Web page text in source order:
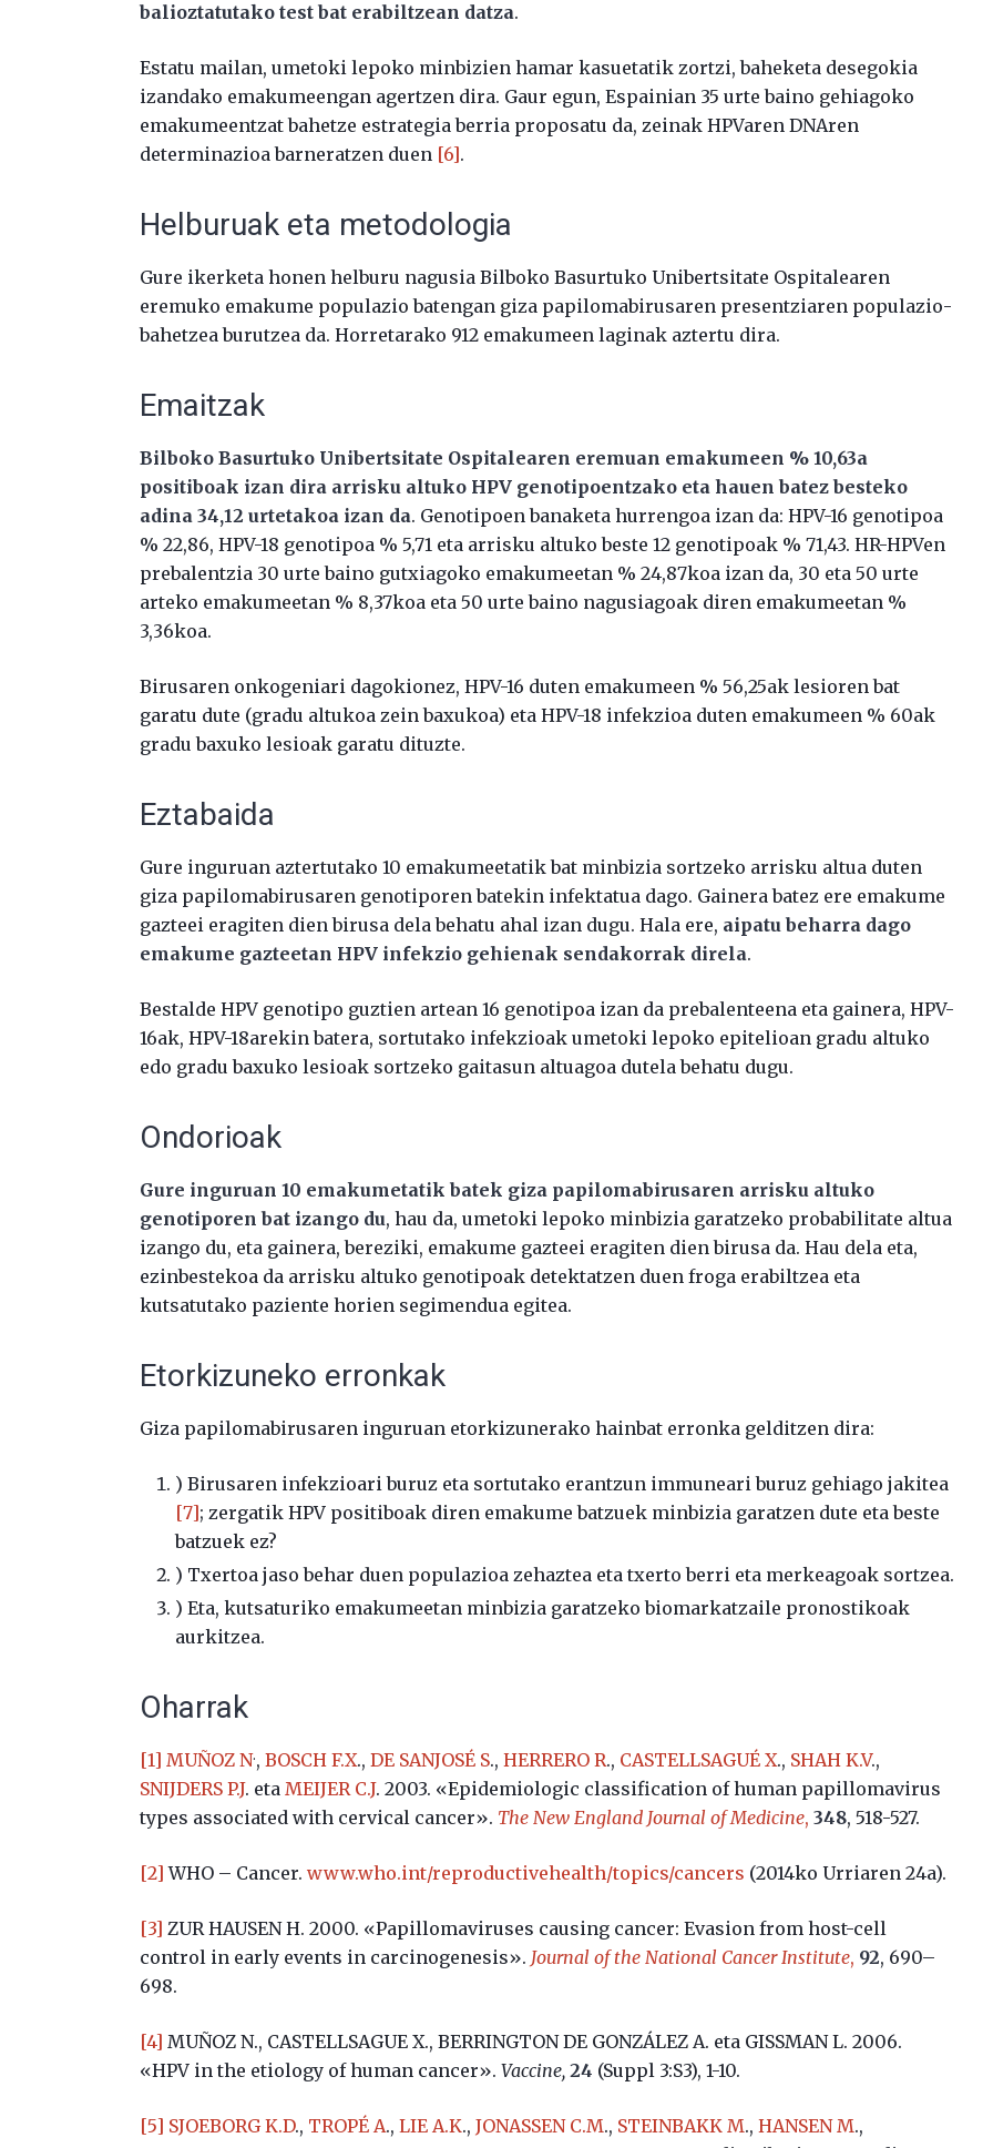
balioztatutako test bat erabiltzean datza.
Estatu mailan, umetoki lepoko minbizien hamar kasuetatik zortzi, baheketa desegokia
izandako emakumeengan agertzen dira. Gaur egun, Espainian 35 urte baino gehiagoko
emakumeentzat bahetze estrategia berria proposatu da, zeinak HPVaren DNAren
determinazioa barneratzen duen [6].
Helburuak eta metodologia
Gure ikerketa honen helburu nagusia Bilboko Basurtuko Unibertsitate Ospitalearen
eremuko emakume populazio batengan giza papilomabirusaren presentziaren populazio-
bahetzea burutzea da. Horretarako 912 emakumeen laginak aztertu dira.
Emaitzak
Bilboko Basurtuko Unibertsitate Ospitalearen eremuan emakumeen % 10,63a
positiboak izan dira arrisku altuko HPV genotipoentzako eta hauen batez besteko
adina 34,12 urtetakoa izan da. Genotipoen banaketa hurrengoa izan da: HPV-16 genotipoa
% 22,86, HPV-18 genotipoa % 5,71 eta arrisku altuko beste 12 genotipoak % 71,43. HR-HPVen
prebalentzia 30 urte baino gutxiagoko emakumeetan % 24,87koa izan da, 30 eta 50 urte
arteko emakumeetan % 8,37koa eta 50 urte baino nagusiagoak diren emakumeetan %
3,36koa.
Birusaren onkogeniari dagokionez, HPV-16 duten emakumeen % 56,25ak lesioren bat
garatu dute (gradu altukoa zein baxukoa) eta HPV-18 infekzioa duten emakumeen % 60ak
gradu baxuko lesioak garatu dituzte.
Eztabaida
Gure inguruan aztertutako 10 emakumeetatik bat minbizia sortzeko arrisku altua duten
giza papilomabirusaren genotiporen batekin infektatua dago. Gainera batez ere emakume
gazteei eragiten dien birusa dela behatu ahal izan dugu. Hala ere, aipatu beharra dago
emakume gazteetan HPV infekzio gehienak sendakorrak direla.
Bestalde HPV genotipo guztien artean 16 genotipoa izan da prebalenteena eta gainera, HPV-
16ak, HPV-18arekin batera, sortutako infekzioak umetoki lepoko epitelioan gradu altuko
edo gradu baxuko lesioak sortzeko gaitasun altuagoa dutela behatu dugu.
Ondorioak
Gure inguruan 10 emakumetatik batek giza papilomabirusaren arrisku altuko
genotiporen bat izango du, hau da, umetoki lepoko minbizia garatzeko probabilitate altua
izango du, eta gainera, bereziki, emakume gazteei eragiten dien birusa da. Hau dela eta,
ezinbestekoa da arrisku altuko genotipoak detektatzen duen froga erabiltzea eta
kutsatutako paziente horien segimendua egitea.
Etorkizuneko erronkak
Giza papilomabirusaren inguruan etorkizunerako hainbat erronka gelditzen dira:
) Birusaren infekzioari buruz eta sortutako erantzun immuneari buruz gehiago jakitea
[7]; zergatik HPV positiboak diren emakume batzuek minbizia garatzen dute eta beste
batzuek ez?
) Txertoa jaso behar duen populazioa zehaztea eta txerto berri eta merkeagoak sortzea.
) Eta, kutsaturiko emakumeetan minbizia garatzeko biomarkatzaile pronostikoak
aurkitzea.
Oharrak
[1] MUÑOZ N.,BOSCH F.X.,DE SANJOSÉ S.,HERRERO R., CASTELLSAGUÉ X., SHAH K.V.,
SNIJDERS P.J. etaMEIJER C.J. 2003. «Epidemiologic classification of human papillomavirus
types associated with cervical cancer». The New England Journal of Medicine, 348, 518-527.
[2] WHO – Cancer.www.who.int/reproductivehealth/topics/cancers (2014ko Urriaren 24a).
[3] ZUR HAUSEN H. 2000. «Papillomaviruses causing cancer: Evasion from host-cell
control in early events in carcinogenesis». Journal of the National Cancer Institute, 92, 690–
698.
[4] MUÑOZ N., CASTELLSAGUE X., BERRINGTON DE GONZÁLEZ A. eta GISSMAN L. 2006.
«HPV in the etiology of human cancer».Vaccine,24 (Suppl 3:S3), 1-10.
[5] SJOEBORG K.D., TROPÉ A.,LIE A.K.,JONASSEN C.M., STEINBAKK M.,HANSEN M.,